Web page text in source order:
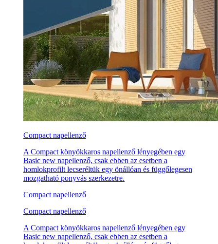
Compact napellenző
A Compact könyökkaros napellenző lényegében egy
Basic new napellenző, csak ebben az esetben a
homlokprofilt lecseréltük egy önállóan és függőlegesen
mozgatható ponyvás szerkezetre.
Compact napellenző
Compact napellenző
A Compact könyökkaros napellenző lényegében egy
Basic new napellenző, csak ebben az esetben a